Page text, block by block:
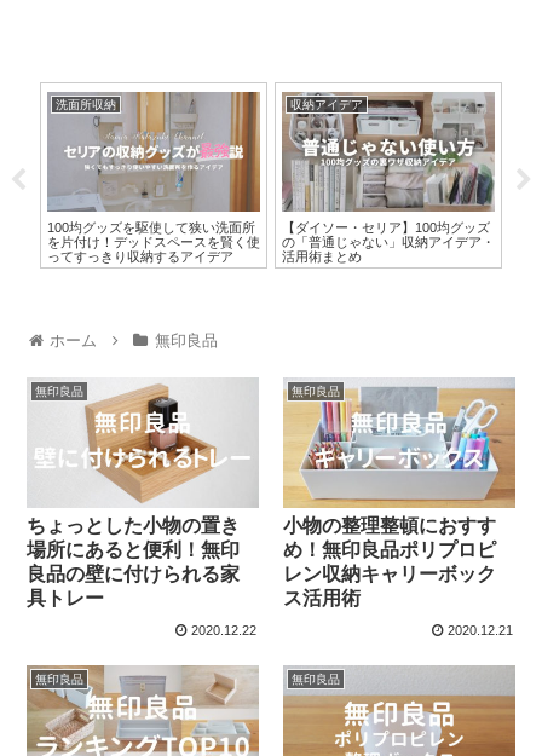
洗面所収納
100均グッズを駆使して狭い洗面所
を片付け！デッドスペースを賢く使
ってすっきり収納するアイデア
収納アイデア
【ダイソー・セリア】100均グッズ
の「普通じゃない」収納アイデア・
活用術まとめ
ホーム 無印良品
無印良品
ちょっとした小物の置き
場所にあると便利！無印
良品の壁に付けられる家
具トレー
2020.12.22
無印良品
小物の整理整頓におすす
め！無印良品ポリプロピ
レン収納キャリーボック
ス活用術
2020.12.21
無印良品 無印良品